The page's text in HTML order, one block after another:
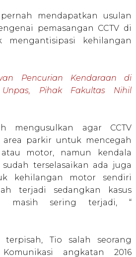
mendapatkan usulan
pemasangan CCTV di
kehilangan
Pencurian Kendaraan di
Pihak Fakultas Nihil
mengusulkan agar CCTV
parkir untuk mencegah
motor, namun kendala
terselasaikan ada juga
kehilangan motor sendiri
terjadi sedangkan kasus
masih sering terjadi, “
terpisah, Tio salah seorang
angkatan 2016